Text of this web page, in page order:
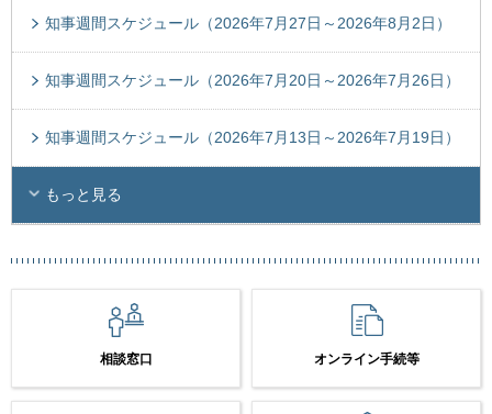
知事週間スケジュール（2026年7月27日～2026年8月2日）
知事週間スケジュール（2026年7月20日～2026年7月26日）
知事週間スケジュール（2026年7月13日～2026年7月19日）
もっと見る
相談窓口 オンライン手続等